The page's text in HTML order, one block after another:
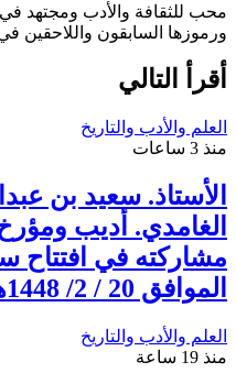
محب للثقافة والأدب ومجتهد في
ورموزها السابقون واللاحقين
أقرأ التالي
العلم والأدب والتاريخ
منذ 3 ساعات
الأستاذ. سعيد بن
الغامدي. أديب
مشاركته في افتتاح
الموافق 20 / 2/ 1448هـ .
العلم والأدب والتاريخ
منذ 19 ساعة